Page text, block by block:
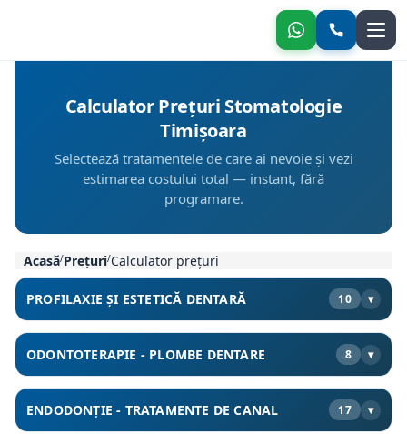
Calculator Prețuri Stomatologie
Timișoara
Selectează tratamentele de care ai nevoie și vezi
estimarea costului total — instant, fără
programare.
Tarife
și
prețuri
tratamente
stomatologice
Timișoara
Acasă/Prețuri/Calculator prețuri
PROFILAXIE ȘI ESTETICĂ DENTARĂ 10 ▾
ODONTOTERAPIE - PLOMBE DENTARE 8 ▾
ENDODONȚIE - TRATAMENTE DE CANAL 17 ▾